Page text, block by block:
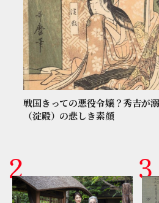
戦国きっての悪役令嬢？秀吉が
（淀殿）の悲しき素顔